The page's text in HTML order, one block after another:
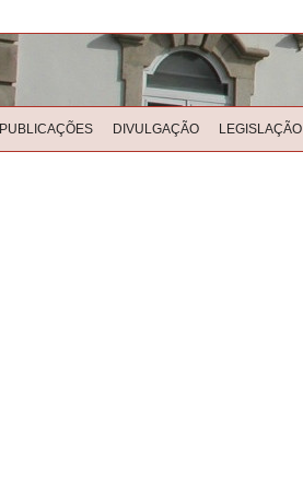
PUBLICAÇÕES DIVULGAÇÃO LEGISLAÇÃO